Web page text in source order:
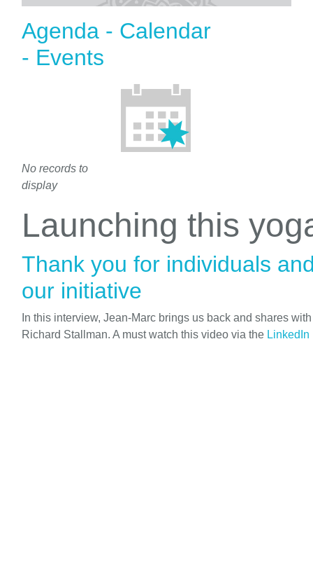
Agenda - Calendar
- Events
No records to
display
Launching this
Thank you for individuals
our initiative
In this interview, Jean-Marc brings us back and shares
Richard Stallman. A must watch this video via the LinkedIn